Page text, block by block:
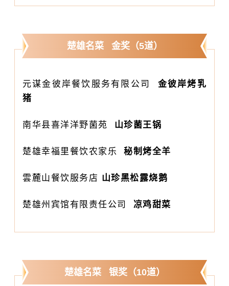
楚雄名菜 金奖（5道）
元谋金彼岸餐饮服务有限公司 金彼岸烤乳
猪
南华县喜洋洋野菌苑 山珍菌王锅
楚雄幸福里餐饮农家乐 秘制烤全羊
雲麓山餐饮服务店 山珍黑松露烧鹅
楚雄州宾馆有限责任公司 凉鸡甜菜
楚雄名菜 银奖（10道）